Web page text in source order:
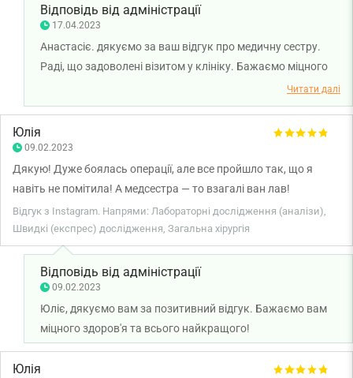
Відповідь від адміністрації
17.04.2023
Анастасіє. дякуємо за ваш відгук про медичну сестру.
Раді, що задоволені візитом у клініку. Бажаємо міцного
Читати далі
Юлія
09.02.2023
Дякую! Дуже боялась операції, але все пройшло так, що я
навіть не помітила! А медсестра — то взагалі ван лав!
Відгук з Instagram. Напрями: Лабораторні дослідження (аналізи),
Швидкі (експрес) дослідження, Загальна хірургія
Відповідь від адміністрації
09.02.2023
Юліє, дякуємо вам за позитивний відгук. Бажаємо вам
міцного здоров'я та всього найкращого!
Юлія